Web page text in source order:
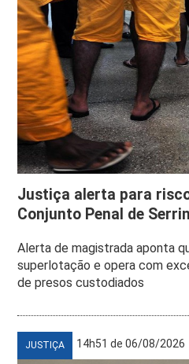
Justiça alerta para
Conjunto Penal de
Alerta de magistrada aponta
superlotação e opera com
de presos custodiados
JUSTIÇA 14h51 de 06/08/2026